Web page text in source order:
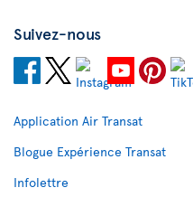
Suivez-nous
Application Air Transat
Blogue Expérience Transat
Infolettre